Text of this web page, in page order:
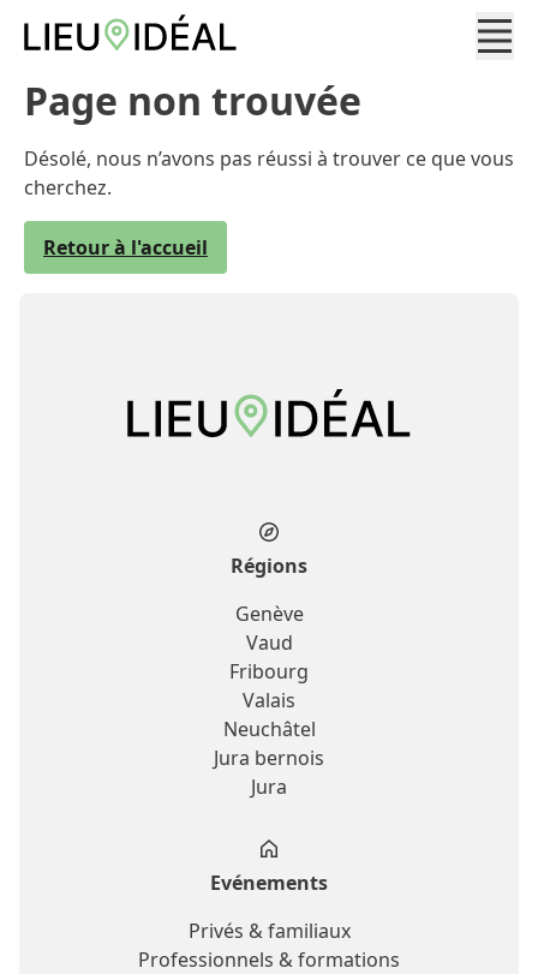
Page non trouvée
Désolé, nous n’avons pas réussi à trouver ce que vous
cherchez.
Retour à l'accueil
Régions
Genève
Vaud
Fribourg
Valais
Neuchâtel
Jura bernois
Jura
Evénements
Privés & familiaux
Professionnels & formations